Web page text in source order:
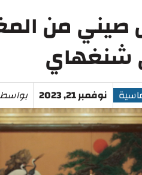
صيني من
شنغهاي
نوفمبر 21, 2023